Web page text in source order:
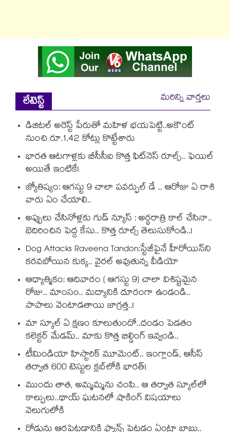
లేటెస్ట్
మరిన్ని వార్తలు
డిజిటల్ అరెస్ట్ పేరుతో మహిళ భయపెట్టి..అకౌంట్
నుంచి రూ.1.42 కోట్లు కొట్టేశారు
భారత ఆటగాళ్లకు బీసీసీఐ కొత్త ఫిట్‌నెస్ రూల్స్.. ఫెయిల్
అయితే ఇంటికే!
జ్యోతిష్యం: ఆగస్టు 9 చాలా పవర్ఫుల్ డే .. ఆరోజు ఏ రాశి
వారు ఏం చేయాలి..
అప్పులు చేసినోళ్లకు గుడ్ న్యూస్ : అర్థరాత్రి కాల్ చేసినా..
బెదిరించిన పెద్ద కేసు.. కొత్త రూల్స్ తెలుసుకోండి..!
Dog Attacks Raveena Tandon:స్టేజీపైనే హీరోయిన్⁬ని
కరవబోయిన కుక్క.. వైరల్ అవుతున్న వీడియో
ఆధ్యాత్మికం: ఆదివారం ( ఆగస్టు 9) చాలా విశిష్టమైన
రోజు.. మాంసం.. మద్యానికి దూరంగా ఉండండి..
పాపాలు వెంటాడతాయి జాగ్రత్త..!
మా స్కూల్ ఏ క్షణం కూలుతుందో..దండం పెడతం
కలెక్టర్ మేడమ్.. మాకు కొత్త బిల్డింగ్ ఇవ్వండి..
టీమిండియా హిస్టారిక్ మూమెంట్.. ఇంగ్లాండ్, ఆసీస్
తర్వాత 600 టెస్టుల క్లబ్‌లోకి భారత్!
ముందు తాత, అమ్మమ్మను చంపి.. ఆ తర్వాత స్కూల్‌లో
కాల్పులు..థాయ్ ఘటనలో షాకింగ్ విషయాలు
వెలుగులోకి